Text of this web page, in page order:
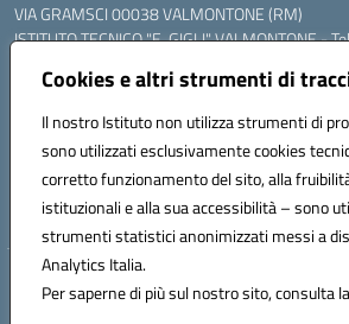
Cookies e altri strumenti di
Il nostro Istituto non utilizza strumenti di
sono utilizzati esclusivamente cookies
corretto funzionamento del sito, alla
istituzionali e alla sua accessibilità – sono
strumenti statistici anonimizzati messi a
Analytics Italia.
Per saperne di più sul nostro sito, consulta
VIA GRAMSCI 00038 VALMONTONE (RM)
ISTITUTO TECNICO "E. GIGLI" VALMONTONE -
06121126825
LICEO DELLE SCIENZE UMANE "P.L. NERVI"
Mail: RMIS099002@istruzione.it - PEC:
Codice meccanografico: RMIS099002
Codice fiscale: 95036960581
Hosting & Powered by 3D
Concept & Design by